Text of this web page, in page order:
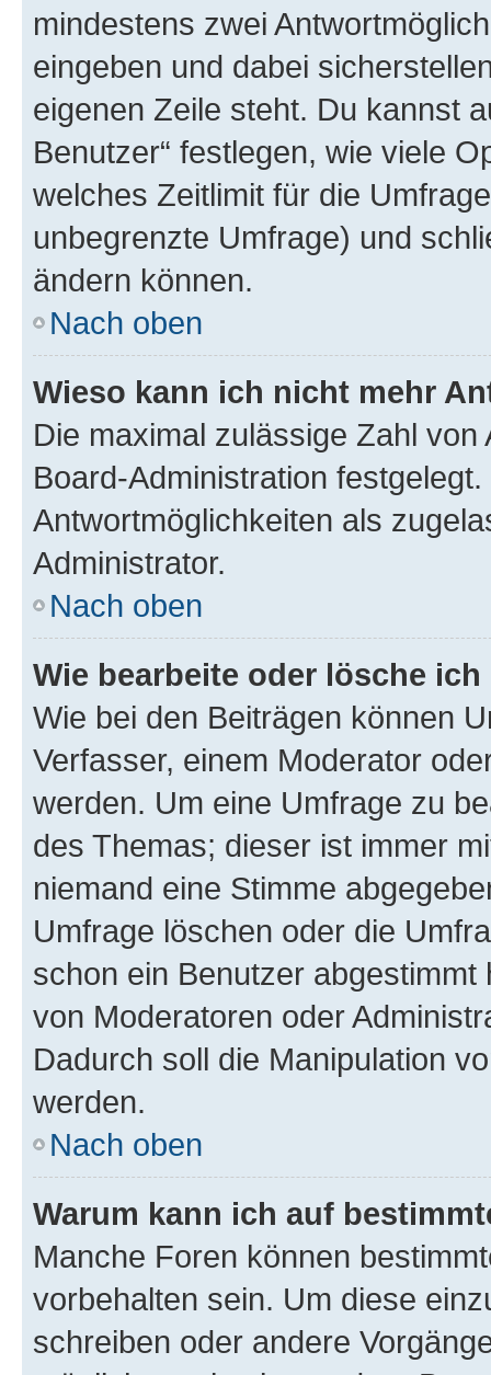
mindestens zwei
eingeben und dabei
eigenen Zeile steht. Du kannst
Benutzer“ festlegen, wie viele
welches Zeitlimit für die
unbegrenzte Umfrage) und
ändern können.
Nach oben
Wieso kann ich nicht mehr
Die maximal zulässige Zahl
Board-Administration
Antwortmöglichkeiten als
Administrator.
Nach oben
Wie bearbeite oder lösche
Wie bei den Beiträgen können
Verfasser, einem Moderator
werden. Um eine Umfrage zu
des Themas; dieser ist immer
niemand eine Stimme
Umfrage löschen oder die
schon ein Benutzer
von Moderatoren oder
Dadurch soll die Manipulation
werden.
Nach oben
Warum kann ich auf
Manche Foren können
vorbehalten sein. Um diese
schreiben oder andere